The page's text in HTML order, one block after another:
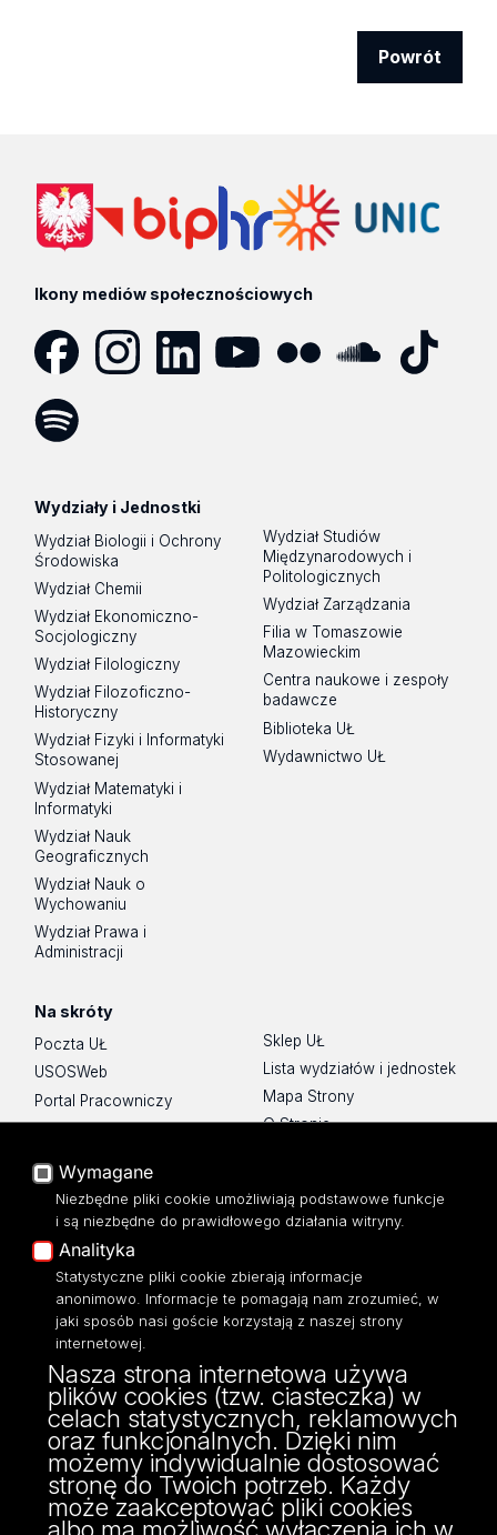
Powrót
Ikony mediów społecznościowych
Wydziały i Jednostki
Wydział Biologii i Ochrony
Środowiska
Wydział Chemii
Wydział Ekonomiczno-
Socjologiczny
Wydział Filologiczny
Wydział Filozoficzno-
Historyczny
Wydział Fizyki i Informatyki
Stosowanej
Wydział Matematyki i
Informatyki
Wydział Nauk
Geograficznych
Wydział Nauk o
Wychowaniu
Wydział Prawa i
Administracji
Wydział Studiów
Międzynarodowych i
Politologicznych
Wydział Zarządzania
Filia w Tomaszowie
Mazowieckim
Centra naukowe i zespoły
badawcze
Biblioteka UŁ
Wydawnictwo UŁ
Na skróty
Poczta UŁ
USOSWeb
Portal Pracowniczy
Baza Aktów Własnych
Moodle
Eksperci UŁ
Polityka Prywatności
Dostępność
Sklep UŁ
Lista wydziałów i jednostek
Mapa Strony
O Stronie
ul. Narutowicza 68, 90-136 Łódź
NIP: 724 000 32 43
Adres do doręczeń elektronicznych (ADE):
AE:PL-74796-17640-IHHIV-17
KONTAKT
Wymagane
Niezbędne pliki cookie umożliwiają podstawowe funkcje
i są niezbędne do prawidłowego działania witryny.
Analityka
Statystyczne pliki cookie zbierają informacje
anonimowo. Informacje te pomagają nam zrozumieć, w
jaki sposób nasi goście korzystają z naszej strony
internetowej.
Nasza strona internetowa używa
plików cookies (tzw. ciasteczka) w
celach statystycznych, reklamowych
oraz funkcjonalnych. Dzięki nim
możemy indywidualnie dostosować
stronę do Twoich potrzeb. Każdy
może zaakceptować pliki cookies